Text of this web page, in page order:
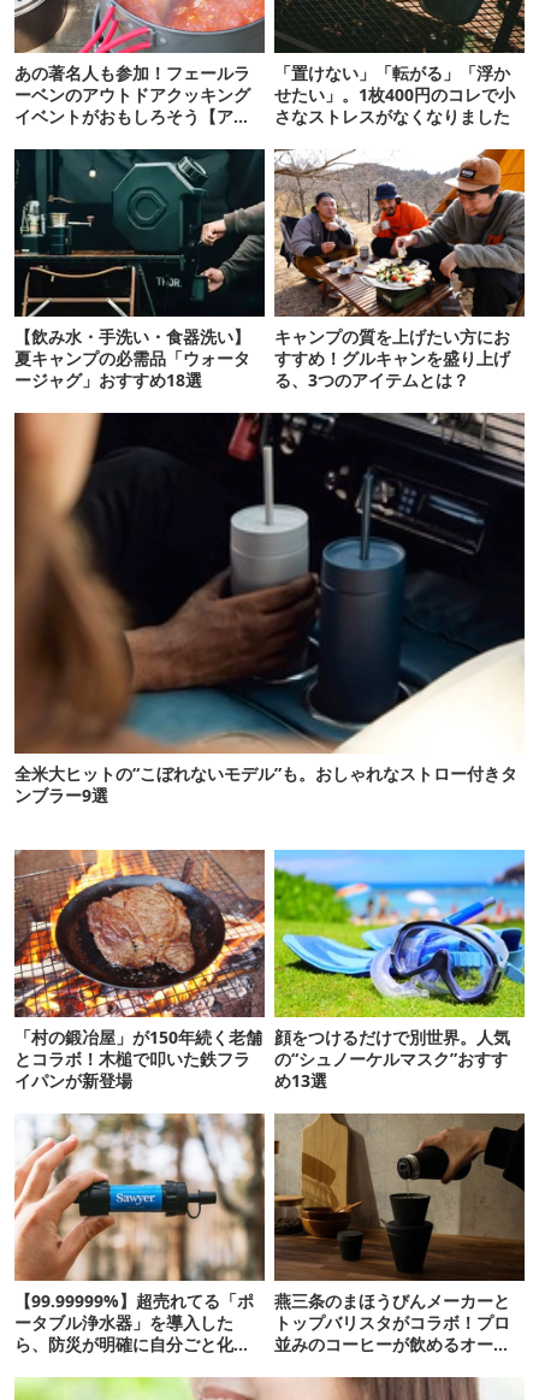
あの著名人も参加！フェールラ
ーベンのアウトドアクッキング
イベントがおもしろそう【アウ
「置けない」「転がる」「浮か
せたい」。1枚400円のコレで小
さなストレスがなくなりました
【飲み水・手洗い・食器洗い】
夏キャンプの必需品「ウォータ
ージャグ」おすすめ18選
キャンプの質を上げたい方にお
すすめ！グルキャンを盛り上げ
る、3つのアイテムとは？
全米大ヒットの“こぼれないモデル”も。おしゃれなストロー付きタ
ンブラー9選
「村の鍛冶屋」が150年続く老舗
とコラボ！木槌で叩いた鉄フラ
イパンが新登場
顔をつけるだけで別世界。人気
の“シュノーケルマスク”おすす
め13選
【99.99999%】超売れてる「ポ
ータブル浄水器」を導入した
ら、防災が明確に自分ごと化し
燕三条のまほうびんメーカーと
トップバリスタがコラボ！プロ
並みのコーヒーが飲めるオール
アな暮らし】